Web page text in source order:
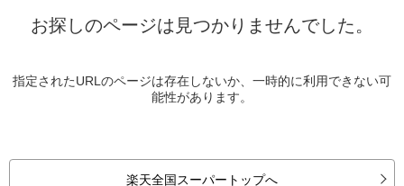
お探しのページは見つかりませんでした。
指定されたURLのページは存在しないか、一時的に利用できない可
能性があります。
楽天全国スーパートップへ